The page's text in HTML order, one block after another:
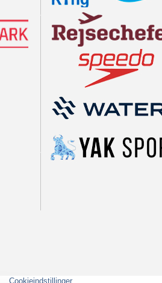
Cookieindstillinger